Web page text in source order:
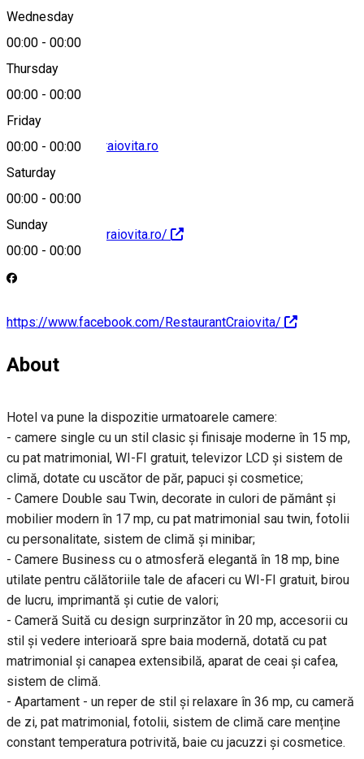
Wednesday
00:00 - 00:00
Thursday
00:00 - 00:00
Friday
00:00 - 00:00
Saturday
00:00 - 00:00
Sunday
00:00 - 00:00
rezervari@hotelcraiovita.ro
http://www.hotelcraiovita.ro/
https://www.facebook.com/RestaurantCraiovita/
About
Hotel va pune la dispozitie urmatoarele camere:
- camere single cu un stil clasic și finisaje moderne în 15 mp,
cu pat matrimonial, WI-FI gratuit, televizor LCD și sistem de
climă, dotate cu uscător de păr, papuci și cosmetice;
- Camere Double sau Twin, decorate in culori de pământ și
mobilier modern în 17 mp, cu pat matrimonial sau twin, fotolii
cu personalitate, sistem de climă și minibar;
- Camere Business cu o atmosferă elegantă în 18 mp, bine
utilate pentru călătoriile tale de afaceri cu WI-FI gratuit, birou
de lucru, imprimantă și cutie de valori;
- Cameră Suită cu design surprinzător în 20 mp, accesorii cu
stil și vedere interioară spre baia modernă, dotată cu pat
matrimonial și canapea extensibilă, aparat de ceai și cafea,
sistem de climă.
- Apartament - un reper de stil și relaxare în 36 mp, cu cameră
de zi, pat matrimonial, fotolii, sistem de climă care menține
constant temperatura potrivită, baie cu jacuzzi și cosmetice.